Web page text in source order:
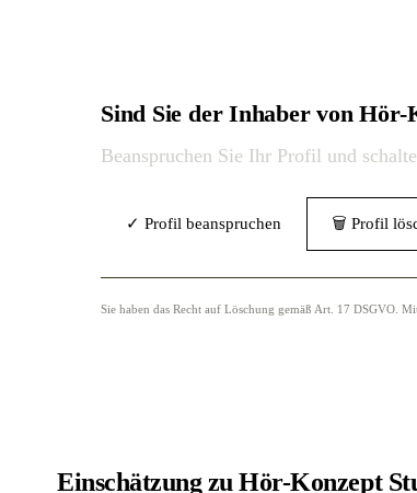
Sind Sie der Inhaber von
Beanspruchen Sie Ihr Profil und
✓ Profil beanspruchen 🗑 Profil
Sie haben das Recht auf Löschung gemäß Art. 17 DSGVO.
Einschätzung zu Hör-Konzept